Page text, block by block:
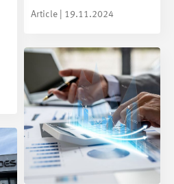
Article | 19.11.2024